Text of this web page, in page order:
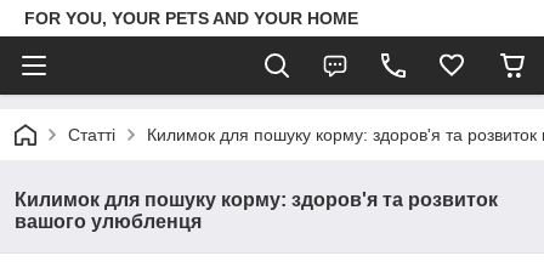
FOR YOU, YOUR PETS AND YOUR HOME
Статті Килимок для пошуку корму: здоров'я та
Килимок для пошуку корму: здоров'я та розвиток
вашого улюбленця